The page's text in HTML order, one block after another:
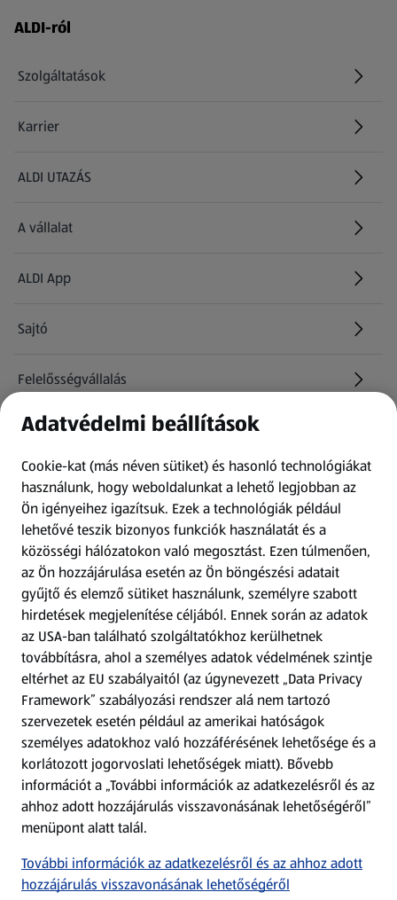
Láblécmenü - további linkek
ALDI-ról
Szolgáltatások
Karrier
(új oldalon nyílik meg)
ALDI UTAZÁS
(új oldalon nyílik meg)
A vállalat
ALDI App
Sajtó
Felelősségvállalás
Információk
Kérdőív
Fizetési lehetőségek
ALDI utalványok
Árcsökkentés
Adattörlő alkalmazás
Szervizpont
(új oldalon nyílik meg)
Fedezz fel minket az interneten!
Töltsd le az ALDI Magyarország applikációt!
Adatvédelmi beállítások
Cookie-kat (más néven sütiket) és hasonló technológiákat
használunk, hogy weboldalunkat a lehető legjobban az
Ön igényeihez igazítsuk. Ezek a technológiák például
lehetővé teszik bizonyos funkciók használatát és a
közösségi hálózatokon való megosztást. Ezen túlmenően,
az Ön hozzájárulása esetén az Ön böngészési adatait
gyűjtő és elemző sütiket használunk, személyre szabott
hirdetések megjelenítése céljából. Ennek során az adatok
az USA-ban található szolgáltatókhoz kerülhetnek
továbbításra, ahol a személyes adatok védelmének szintje
eltérhet az EU szabályaitól (az úgynevezett „Data Privacy
Framework” szabályozási rendszer alá nem tartozó
szervezetek esetén például az amerikai hatóságok
személyes adatokhoz való hozzáférésének lehetősége és a
korlátozott jogorvoslati lehetőségek miatt). Bővebb
információt a „További információk az adatkezelésről és az
ahhoz adott hozzájárulás visszavonásának lehetőségéről”
menüpont alatt talál.
További információk az adatkezelésről és az ahhoz adott
hozzájárulás visszavonásának lehetőségéről